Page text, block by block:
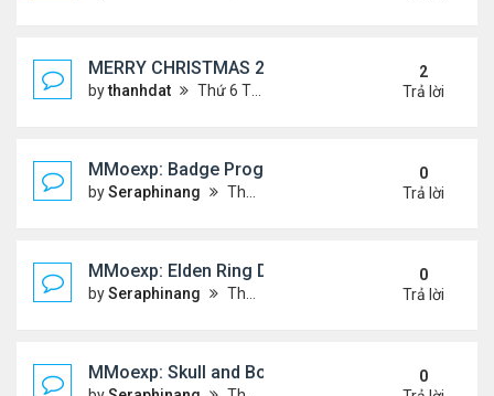
MERRY CHRISTMAS 2024 & HAPPY NEW YEAR
bythanhdat Thứ 6 Tháng 12 20, 2024 2:25 pm
2
Trả lời
MMoexp: Badge Progression in NBA 2K25 is
bySeraphinang Thứ 3 Tháng 11 26, 2024 7:47 pm
0
Trả lời
MMoexp: Elden Ring DLC: Investigating the Giant
bySeraphinang Thứ 3 Tháng 11 26, 2024 7:47 pm
0
Trả lời
MMoexp: Skull and Bones Season 3: An Exciting
0